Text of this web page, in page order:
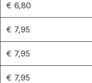
€ 6,80
€ 7,95
€ 7,95
€ 7,95